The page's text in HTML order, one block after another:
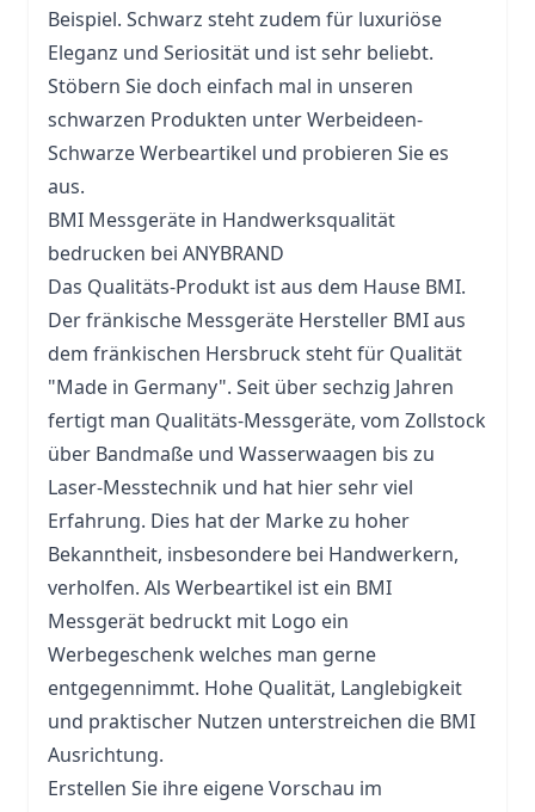
Beispiel. Schwarz steht zudem für luxuriöse
Eleganz und Seriosität und ist sehr beliebt.
Stöbern Sie doch einfach mal in unseren
schwarzen Produkten unter Werbeideen-
Schwarze Werbeartikel und probieren Sie es
aus.
BMI Messgeräte in Handwerksqualität
bedrucken bei ANYBRAND
Das Qualitäts-Produkt ist aus dem Hause BMI.
Der fränkische Messgeräte Hersteller BMI aus
dem fränkischen Hersbruck steht für Qualität
"Made in Germany". Seit über sechzig Jahren
fertigt man Qualitäts-Messgeräte, vom Zollstock
über Bandmaße und Wasserwaagen bis zu
Laser-Messtechnik und hat hier sehr viel
Erfahrung. Dies hat der Marke zu hoher
Bekanntheit, insbesondere bei Handwerkern,
verholfen. Als Werbeartikel ist ein BMI
Messgerät bedruckt mit Logo ein
Werbegeschenk welches man gerne
entgegennimmt. Hohe Qualität, Langlebigkeit
und praktischer Nutzen unterstreichen die BMI
Ausrichtung.
Erstellen Sie ihre eigene Vorschau im